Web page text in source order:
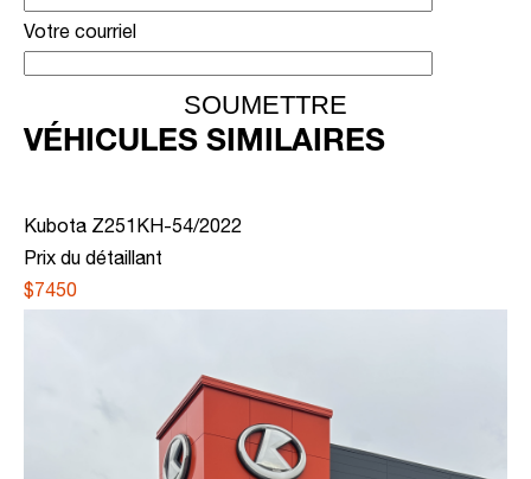
Votre courriel
VÉHICULES SIMILAIRES
Kubota Z251KH-54/2022
Prix du détaillant
$7450